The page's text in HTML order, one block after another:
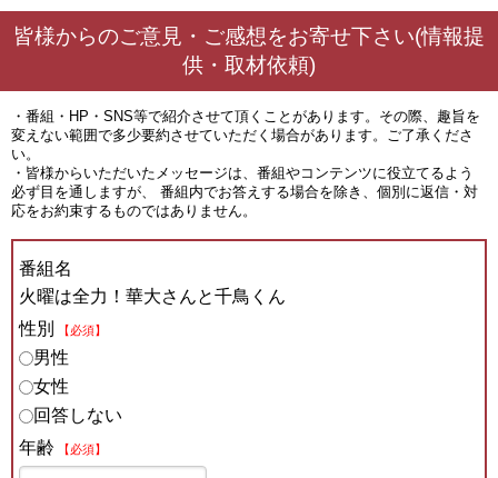
皆様からのご意見・ご感想をお寄せ下さい(情報提
供・取材依頼)
・番組・HP・SNS等で紹介させて頂くことがあります。その際、趣旨を
変えない範囲で多少要約させていただく場合があります。ご了承くださ
い。
・皆様からいただいたメッセージは、番組やコンテンツに役立てるよう
必ず目を通しますが、 番組内でお答えする場合を除き、個別に返信・対
応をお約束するものではありません。
番組名
火曜は全力！華大さんと千鳥くん
性別
【必須】
男性
女性
回答しない
年齢
【必須】